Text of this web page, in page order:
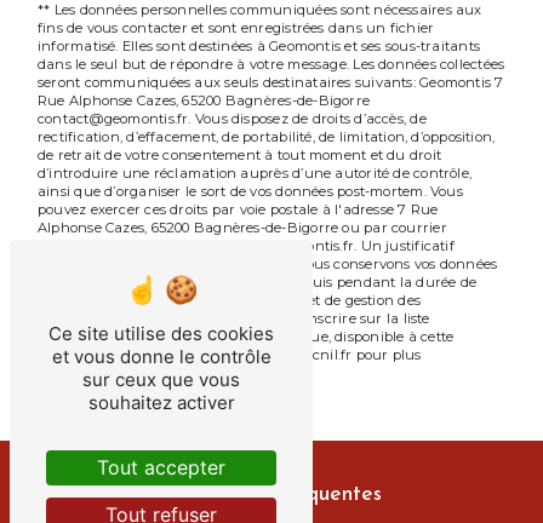
** Les données personnelles communiquées sont nécessaires aux
fins de vous contacter et sont enregistrées dans un fichier
informatisé. Elles sont destinées à Geomontis et ses sous-traitants
dans le seul but de répondre à votre message. Les données collectées
seront communiquées aux seuls destinataires suivants: Geomontis 7
Rue Alphonse Cazes, 65200 Bagnères-de-Bigorre
contact@geomontis.fr. Vous disposez de droits d’accès, de
rectification, d’effacement, de portabilité, de limitation, d’opposition,
de retrait de votre consentement à tout moment et du droit
d’introduire une réclamation auprès d’une autorité de contrôle,
ainsi que d’organiser le sort de vos données post-mortem. Vous
pouvez exercer ces droits par voie postale à l'adresse 7 Rue
Alphonse Cazes, 65200 Bagnères-de-Bigorre ou par courrier
électronique à l'adresse contact@geomontis.fr. Un justificatif
d'identité pourra vous être demandé. Nous conservons vos données
pendant la période de prise de contact puis pendant la durée de
prescription légale aux fins probatoires et de gestion des
contentieux. Vous avez le droit de vous inscrire sur la liste
d'opposition au démarchage téléphonique, disponible à cette
adresse:
Bloctel.gouv.fr. Consultez le site cnil.fr pour plus
d’informations sur vos droits.
Recherches fréquentes
Ce site utilise des cookies
et vous donne le contrôle
sur ceux que vous
souhaitez activer
Tout accepter
Tout refuser